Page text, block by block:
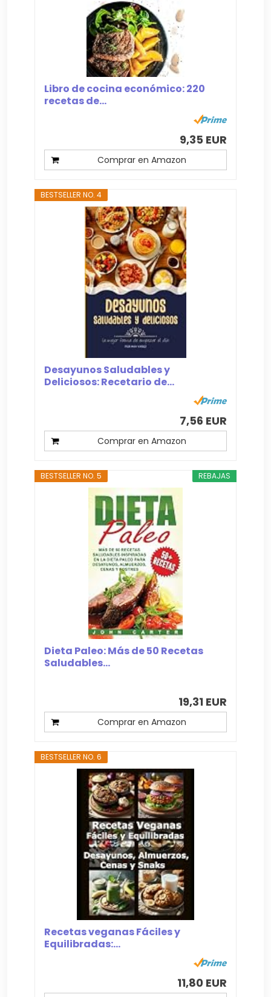
Libro de cocina económico: 220
recetas de...
9,35 EUR
Comprar en Amazon
BESTSELLER NO. 4
Desayunos Saludables y
Deliciosos: Recetario de...
7,56 EUR
Comprar en Amazon
REBAJAS
BESTSELLER NO. 5
Dieta Paleo: Más de 50 Recetas
Saludables...
19,31 EUR
Comprar en Amazon
BESTSELLER NO. 6
Recetas veganas Fáciles y
Equilibradas:...
11,80 EUR